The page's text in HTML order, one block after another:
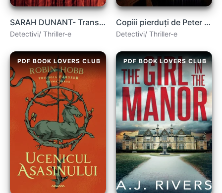
SARAH DUNANT- Transgresiuni
Detectivi/ Thriller-e
Copiii pierduți de Peter Straub carte .PDF
Detectivi/ Thriller-e
PDF BOOK LOVERS CLUB PDF BOOK LOVERS CLUB